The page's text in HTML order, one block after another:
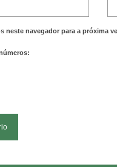
neste navegador para a próxima